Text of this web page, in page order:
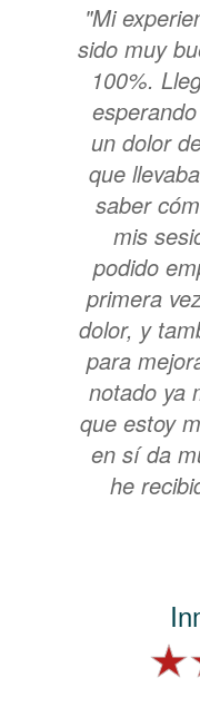
"Mi
sido muy
100%.
un dolor
que
saber
mis
podido
primera
dolor, y
para
notado ya
que estoy
en sí da
he